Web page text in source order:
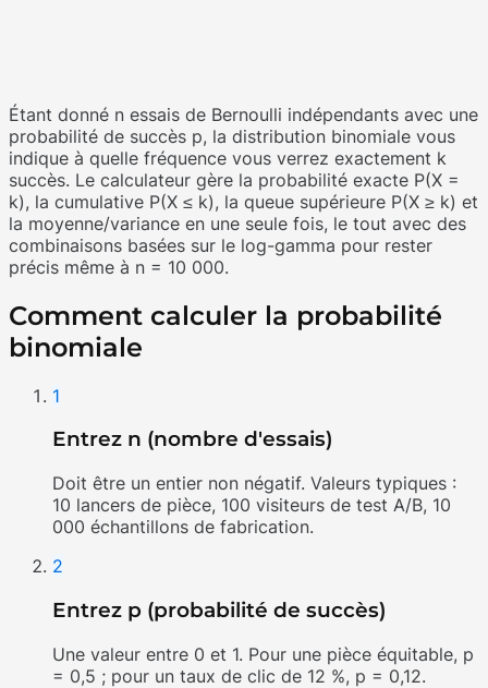
Étant donné n essais de Bernoulli indépendants avec une
probabilité de succès p, la distribution binomiale vous
indique à quelle fréquence vous verrez exactement k
succès. Le calculateur gère la probabilité exacte P(X =
k), la cumulative P(X ≤ k), la queue supérieure P(X ≥ k) et
la moyenne/variance en une seule fois, le tout avec des
combinaisons basées sur le log-gamma pour rester
précis même à n = 10 000.
Comment calculer la probabilité
binomiale
1
Entrez n (nombre d'essais)
Doit être un entier non négatif. Valeurs typiques :
10 lancers de pièce, 100 visiteurs de test A/B, 10
000 échantillons de fabrication.
2
Entrez p (probabilité de succès)
Une valeur entre 0 et 1. Pour une pièce équitable, p
= 0,5 ; pour un taux de clic de 12 %, p = 0,12.